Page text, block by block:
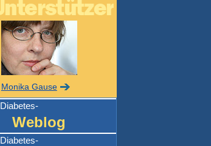
Monika Gause
Diabetes-
Weblog
Diabetes-